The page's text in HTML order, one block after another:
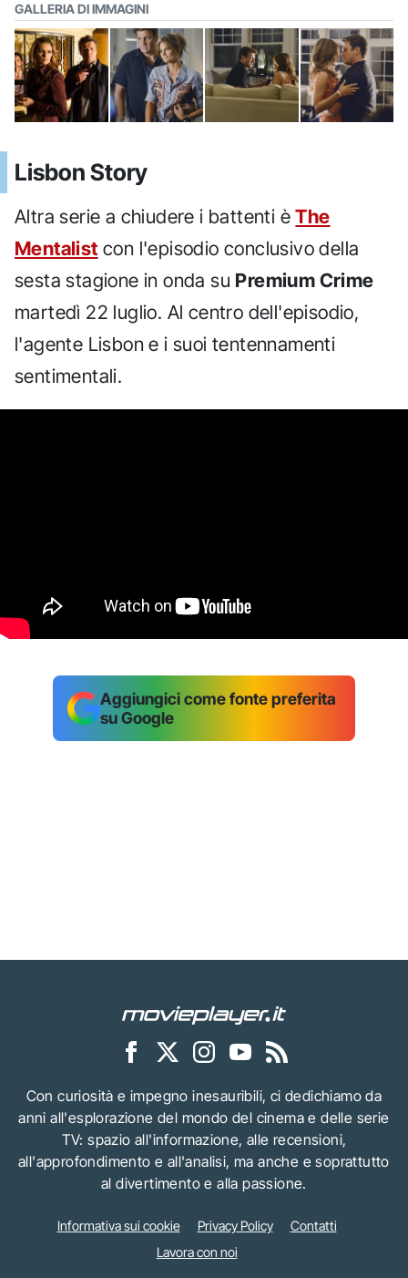
GALLERIA DI IMMAGINI
Lisbon Story
Altra serie a chiudere i battenti èThe
Mentalist con l'episodio conclusivo della
sesta stagione in onda su Premium Crime
martedì 22 luglio. Al centro dell'episodio,
l'agente Lisbon e i suoi tentennamenti
sentimentali.
Aggiungici come fonte preferita
su Google
Con curiosità e impegno inesauribili, ci dedichiamo da
anni all'esplorazione del mondo del cinema e delle serie
TV: spazio all'informazione, alle recensioni,
all'approfondimento e all'analisi, ma anche e soprattutto
al divertimento e alla passione.
Informativa sui cookie Privacy Policy
Contatti
Lavora con noi